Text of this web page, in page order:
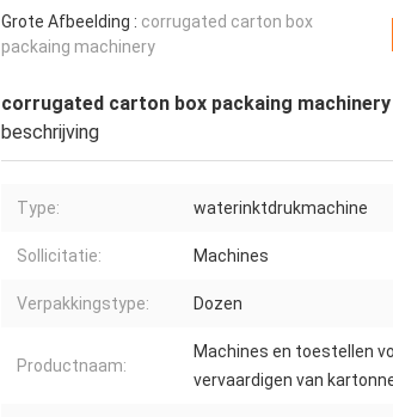
Grote Afbeelding : corrugated carton box
packaing machinery
corrugated carton box packaing machinery
beschrijving
Type: waterinktdrukmachine
Sollicitatie: Machines
Verpakkingstype: Dozen
Productnaam:
Machines en toestellen
vervaardigen van